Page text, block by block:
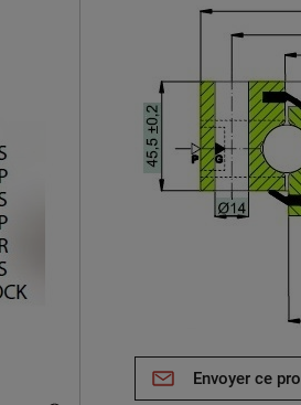
Envoyer ce